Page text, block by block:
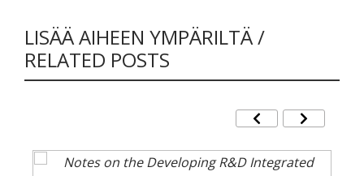
LISÄÄ AIHEEN YMPÄRILTÄ /
RELATED POSTS